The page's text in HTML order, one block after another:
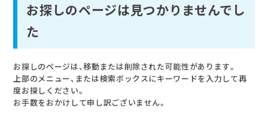
お探しのページは見つかりませんでし
た
お探しのページは、移動または削除された可能性があります。
上部のメニュー、または検索ボックスにキーワードを入力して再
度お探しください。
お手数をおかけして申し訳ございません。